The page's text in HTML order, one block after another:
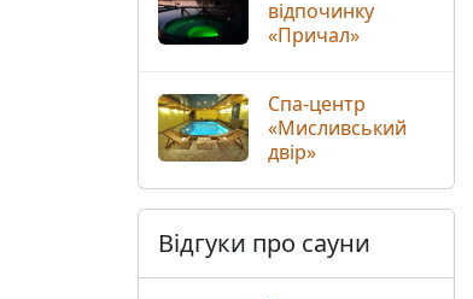
відпочинку
«Причал»
Спа-центр
«Мисливський
двір»
Відгуки про сауни